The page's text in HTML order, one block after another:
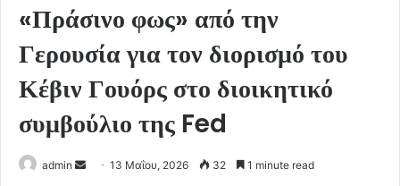
«Πράσινο φως» από την
Γερουσία για τον διορισμό του
Κέβιν Γουόρς στο διοικητικό
συμβούλιο της Fed
admin
Send13 Μαΐου, 2026 32 1 minute read